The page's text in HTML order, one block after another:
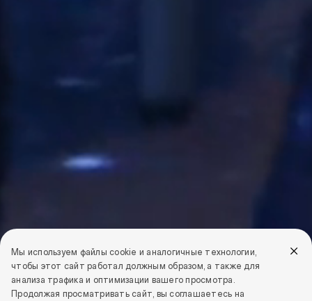
Мы используем файлы cookie и аналогичные технологии,
чтобы этот сайт работал должным образом, а также для
анализа трафика и оптимизации вашего просмотра.
Продолжая просматривать сайт, вы соглашаетесь на